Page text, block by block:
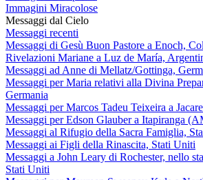
Immagini Miracolose
Messaggi dal Cielo
Messaggi recenti
Messaggi di Gesù Buon Pastore a Enoch,
Rivelazioni Mariane a Luz de María,
Messaggi ad Anne di Mellatz/Gottinga,
Messaggi per Maria relativi alla Divina
Germania
Messaggi per Marcos Tadeu Teixeira a
Messaggi per Edson Glauber a Itapiranga
Messaggi al Rifugio della Sacra Famiglia,
Messaggi ai Figli della Rinascita, Stati Uniti
Messaggi a John Leary di Rochester, nello
Stati Uniti